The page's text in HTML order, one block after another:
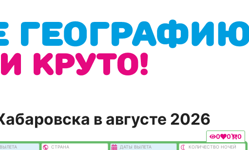
в августе 2026
0 0 0
СТРАНА ДАТЫ ВЫЛЕТА КОЛИЧЕСТВО НОЧЕЙ